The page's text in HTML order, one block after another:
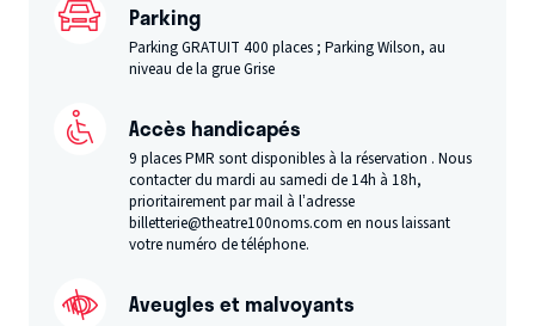
Parking
Parking GRATUIT 400 places ; Parking Wilson, au
niveau de la grue Grise
Accès handicapés
9 places PMR sont disponibles à la réservation . Nous
contacter du mardi au samedi de 14h à 18h,
prioritairement par mail à l’adresse
billetterie@theatre100noms.com en nous laissant
votre numéro de téléphone.
Aveugles et malvoyants